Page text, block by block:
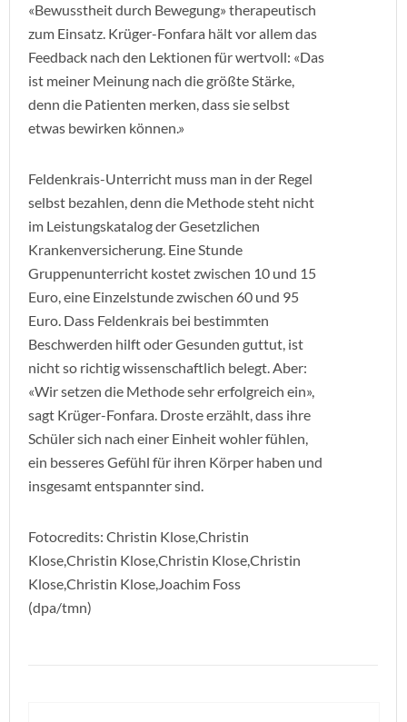
«Bewusstheit durch Bewegung» therapeutisch
zum Einsatz. Krüger-Fonfara hält vor allem das
Feedback nach den Lektionen für wertvoll: «Das
ist meiner Meinung nach die größte Stärke,
denn die Patienten merken, dass sie selbst
etwas bewirken können.»
Feldenkrais-Unterricht muss man in der Regel
selbst bezahlen, denn die Methode steht nicht
im Leistungskatalog der Gesetzlichen
Krankenversicherung. Eine Stunde
Gruppenunterricht kostet zwischen 10 und 15
Euro, eine Einzelstunde zwischen 60 und 95
Euro. Dass Feldenkrais bei bestimmten
Beschwerden hilft oder Gesunden guttut, ist
nicht so richtig wissenschaftlich belegt. Aber:
«Wir setzen die Methode sehr erfolgreich ein»,
sagt Krüger-Fonfara. Droste erzählt, dass ihre
Schüler sich nach einer Einheit wohler fühlen,
ein besseres Gefühl für ihren Körper haben und
insgesamt entspannter sind.
Fotocredits: Christin Klose,Christin
Klose,Christin Klose,Christin Klose,Christin
Klose,Christin Klose,Joachim Foss
(dpa/tmn)